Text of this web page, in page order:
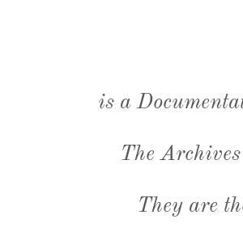
is a
The
They are